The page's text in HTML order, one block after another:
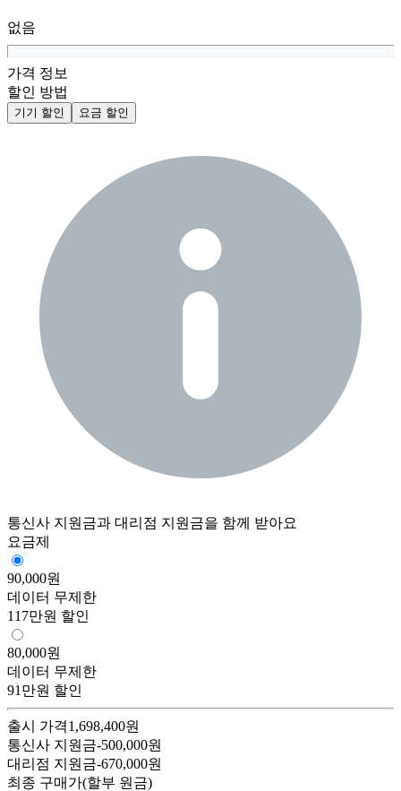
없음
가격 정보
할인 방법
기기 할인 요금 할인
통신사 지원금과 대리점 지원금을 함께 받아요
요금제
90,000원
데이터 무제한
117만원 할인
80,000원
데이터 무제한
91만원 할인
출시 가격1,698,400원
통신사 지원금-500,000원
대리점 지원금-670,000원
최종 구매가(할부 원금)